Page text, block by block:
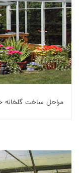
گلخانه به صورت یک
مراحل ساخت گلخانه